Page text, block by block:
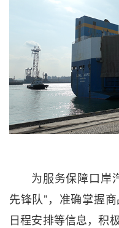
为服务保障口岸
先锋队”，准确掌握
日程安排等信息，积